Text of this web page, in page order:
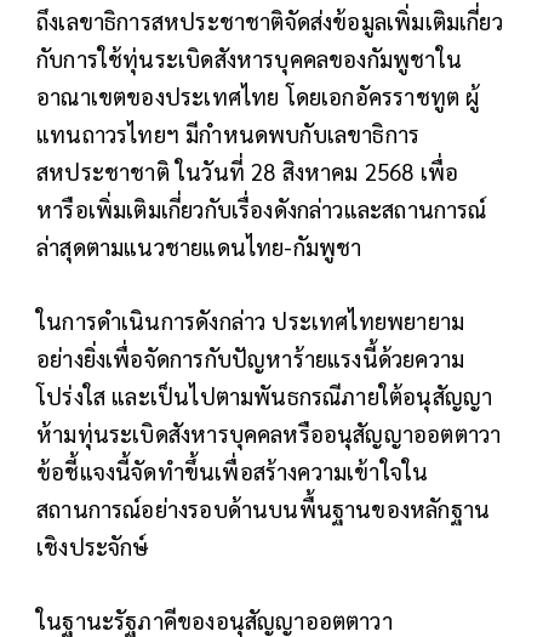
ถึงเลขาธิการสหประชาชาติจัดส่งข้อมูลเพิ่มเติมเกี่ยว
กับการใช้ทุ่นระเบิดสังหารบุคคลของกัมพูชาใน
อาณาเขตของประเทศไทย โดยเอกอัครราชทูต ผู้
แทนถาวรไทยฯ มีกำหนดพบกับเลขาธิการ
สหประชาชาติ ในวันที่ 28 สิงหาคม 2568 เพื่อ
หารือเพิ่มเติมเกี่ยวกับเรื่องดังกล่าวและสถานการณ์
ล่าสุดตามแนวชายแดนไทย-กัมพูชา
ในการดำเนินการดังกล่าว ประเทศไทยพยายาม
อย่างยิ่งเพื่อจัดการกับปัญหาร้ายแรงนี้ด้วยความ
โปร่งใส และเป็นไปตามพันธกรณีภายใต้อนุสัญญา
ห้ามทุ่นระเบิดสังหารบุคคลหรืออนุสัญญาออตตาวา
ข้อชี้แจงนี้จัดทำขึ้นเพื่อสร้างความเข้าใจใน
สถานการณ์อย่างรอบด้านบนพื้นฐานของหลักฐาน
เชิงประจักษ์
ในฐานะรัฐภาคีของอนุสัญญาออตตาวา